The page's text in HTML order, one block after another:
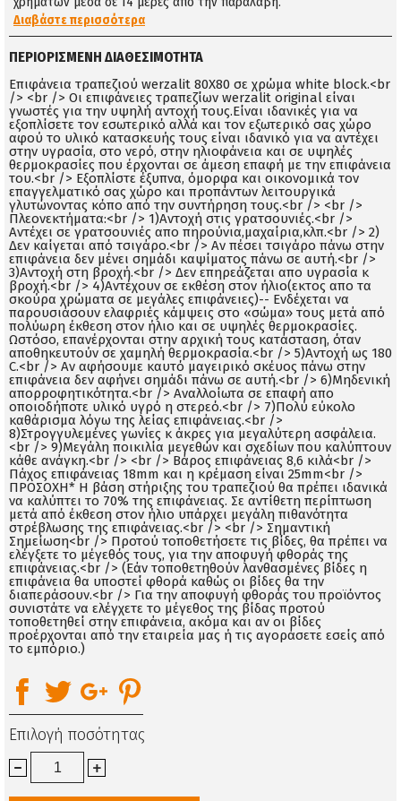
Διαβάστε περισσότερα
ΠΕΡΙΟΡΙΣΜΈΝΗ ΔΙΑΘΕΣΙΜΌΤΗΤΑ
Επιφάνεια τραπεζιού werzalit 80X80 σε χρώμα white block.<br
/> <br /> Οι επιφάνειες τραπεζίων werzalit original είναι
γνωστές για την υψηλή αντοχή τους.Είναι ιδανικές για να
εξοπλίσετε τον εσωτερικό αλλά και τον εξωτερικό σας χώρο
αφού το υλικό κατασκευής τους είναι ιδανικό για να αντέχει
στην υγρασία, στο νερό, στην ηλιοφάνεια και σε υψηλές
θερμοκρασίες που έρχονται σε άμεση επαφή με την επιφάνεια
του.<br /> Εξοπλίστε έξυπνα, όμορφα και οικονομικά τον
επαγγελματικό σας χώρο και προπάντων λειτουργικά
γλυτώνοντας κόπο από την συντήρηση τους.<br /> <br />
Πλεονεκτήματα:<br /> 1)Αντοχή στις γρατσουνιές.<br />
Αντέχει σε γρατσουνιές απο πηρούνια,μαχαίρια,κλπ.<br /> 2)
Δεν καίγεται από τσιγάρο.<br /> Αν πέσει τσιγάρο πάνω στην
επιφάνεια δεν μένει σημάδι καψίματος πάνω σε αυτή.<br />
3)Αντοχή στη βροχή.<br /> Δεν επηρεάζεται απο υγρασία κ
βροχή.<br /> 4)Αντέχουν σε εκθέση στον ήλιο(εκτος απο τα
σκούρα χρώματα σε μεγάλες επιφάνειες)-- Ενδέχεται να
παρουσιάσουν ελαφριές κάμψεις στο «σώμα» τους μετά από
πολύωρη έκθεση στον ήλιο και σε υψηλές θερμοκρασίες.
Ωστόσο, επανέρχονται στην αρχική τους κατάσταση, όταν
αποθηκευτούν σε χαμηλή θερμοκρασία.<br /> 5)Αντοχή ως 180
C.<br /> Αν αφήσουμε καυτό μαγειρικό σκέυος πάνω στην
επιφάνεια δεν αφήνει σημάδι πάνω σε αυτή.<br /> 6)Μηδενική
απορροφητικότητα.<br /> Αναλλοίωτα σε επαφή απο
οποιοδήποτε υλικό υγρό η στερεό.<br /> 7)Πολύ εύκολο
καθάρισμα λόγω της λείας επιφάνειας.<br />
8)Στρογγυλεμένες γωνίες κ άκρες για μεγαλύτερη ασφάλεια.
<br /> 9)Μεγάλη ποικιλία μεγεθών και σχεδίων που καλύπτουν
κάθε ανάγκη.<br /> <br /> Βάρος επιφάνειας 8,6 κιλά<br />
Πάχος επιφάνειας 18mm και η κρέμαση είναι 25mm<br />
ΠΡΟΣΟΧΗ* Η βάση στήριξης του τραπεζιού θα πρέπει ιδανικά
να καλύπτει το 70% της επιφάνειας. Σε αντίθετη περίπτωση
μετά από έκθεση στον ήλιο υπάρχει μεγάλη πιθανότητα
στρέβλωσης της επιφάνειας.<br /> <br /> Σημαντική
Σημείωση<br /> Προτού τοποθετήσετε τις βίδες, θα πρέπει να
ελέγξετε το μέγεθός τους, για την αποφυγή φθοράς της
επιφάνειας.<br /> (Εάν τοποθετηθούν λανθασμένες βίδες η
επιφάνεια θα υποστεί φθορά καθώς οι βίδες θα την
διαπεράσουν.<br /> Για την αποφυγή φθοράς του προϊόντος
συνιστάτε να ελέγχετε το μέγεθος της βίδας προτού
τοποθετηθεί στην επιφάνεια, ακόμα και αν οι βίδες
προέρχονται από την εταιρεία μας ή τις αγοράσετε εσείς από
το εμπόριο.)
Επιλογή ποσότητας